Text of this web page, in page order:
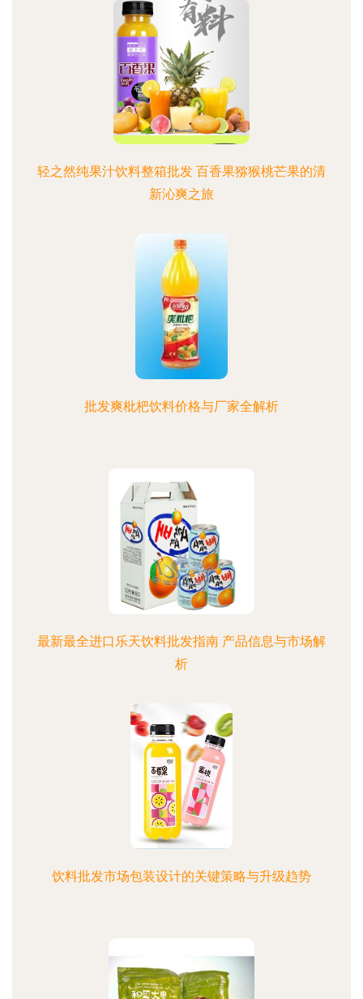
轻之然纯果汁饮料整箱批发 百香果猕猴桃芒果的清
新沁爽之旅
批发爽枇杷饮料价格与厂家全解析
最新最全进口乐天饮料批发指南 产品信息与市场解
析
饮料批发市场包装设计的关键策略与升级趋势